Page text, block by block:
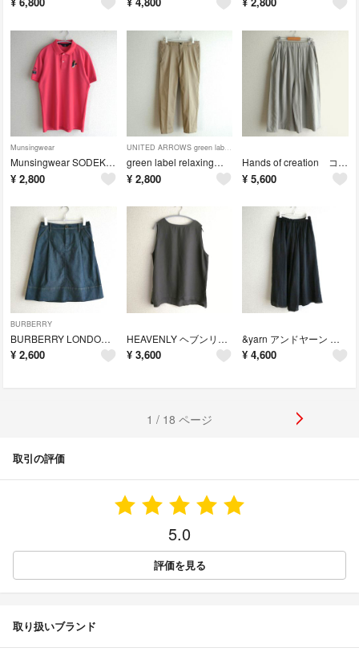
Munsingwear
Munsingwear SODEKAHOコラボ 半袖ポロシャツ ゴルフウェア
¥ 2,800
UNITED ARROWS green label relaxing
green label relaxing 9分丈 スリム チノスラックスパンツ
¥ 2,800
Hands of creation コットンリネン ガウチョパンツ ワイドパンツ
¥ 5,600
BURBERRY
BURBERRY LONDON バーバリーロンドン ノバチェック デニムスカート
¥ 2,600
HEAVENLY ヘブンリー リネンレーヨン ノースリーブトップス ブラウス
¥ 3,600
&yarn アンドヤーン ナチュラン リネンワイドパンツ
¥ 4,600
1 / 18 ページ
取引の評価
5.0
評価を見る
取り扱いブランド